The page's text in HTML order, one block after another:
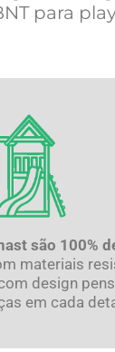
para
são 100%
materiais
design
em cada